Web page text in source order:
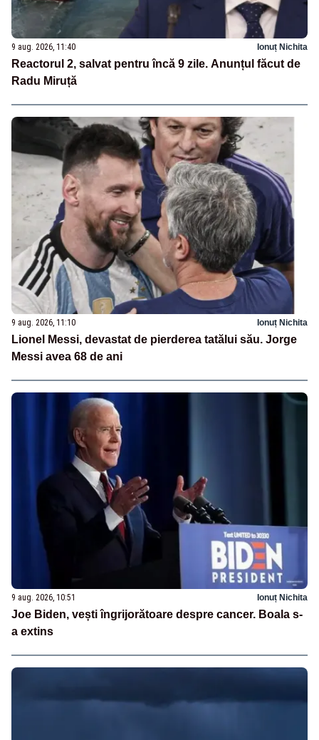
9 aug. 2026, 11:40 Ionuț Nichita
Reactorul 2, salvat pentru încă 9 zile. Anunțul făcut de
Radu Miruță
9 aug. 2026, 11:10 Ionuț Nichita
Lionel Messi, devastat de pierderea tatălui său. Jorge
Messi avea 68 de ani
9 aug. 2026, 10:51 Ionuț Nichita
Joe Biden, vești îngrijorătoare despre cancer. Boala s-
a extins